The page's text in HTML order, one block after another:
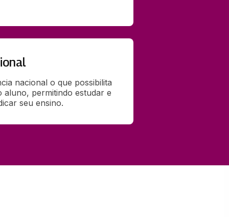
nacional o que possibilita
aluno, permitindo estudar e
seu ensino.